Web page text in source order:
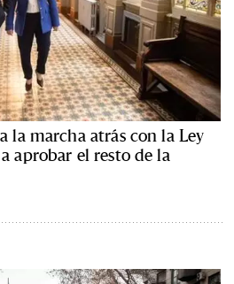
la marcha atrás con la Ley
aprobar el resto de la